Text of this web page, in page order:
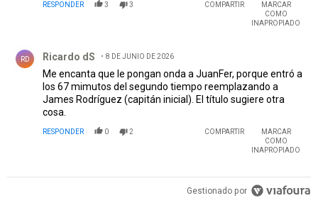
RESPONDER 3 3 COMPARTIR
MARCAR
COMO
INAPROPIADO
RD Ricardo dS 8 DE JUNIO DE 2026
Me encanta que le pongan onda a JuanFer, porque entró a
los 67 mimutos del segundo tiempo reemplazando a
James Rodríguez (capitán inicial). El título sugiere otra
cosa.
RESPONDER 0 2 COMPARTIR
MARCAR
COMO
INAPROPIADO
Gestionado por